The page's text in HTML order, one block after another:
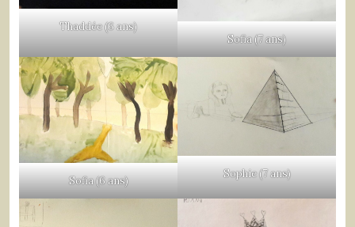
Thaddée (6 ans)
Sofia (7 ans)
Sofia (6 ans) Sophie (7 ans)